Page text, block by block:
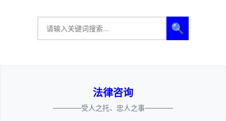
🔍
法律咨询
————受人之托、忠人之事————